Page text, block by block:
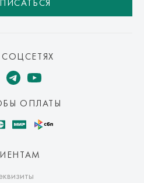
ОПЛАТЫ